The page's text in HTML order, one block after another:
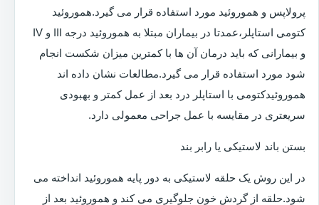
پرولاپس و هموروئید مورد استفاده قرار می گیرد.هموروئید
کتومی استاپلر،عمدتا در بیماران مبتلا به هموروئید درجه III و IV
و بیمارانی که باید درمان آن ها با کمترین میزان شکست انجام
شود مورد استفاده قرار می گیرد.مطالعات نشان داده اند
هموروئیدکتومی با استاپلر درد بعد از عمل کمتر و بهبودی
سریعتری در مقایسه با عمل جراحی معمولی دارد.
بستن باند لاستیکی یا رابر بند
در این روش یک حلقه لاستیکی به دور پایه هموروئید انداخته می
شود.حلقه از گردش خون جلوگیری می کند و هموروئید بعد از